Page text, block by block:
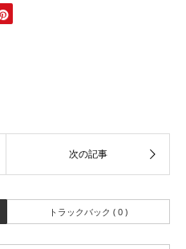
トラックバック ( 0 )